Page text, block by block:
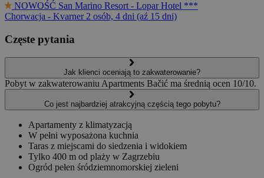
NOWOŚĆ San Marino Resort - Lopar Hotel ***
Chorwacja - Kvarner 2 osób, 4 dni (aź 15 dni)
Częste pytania
Jak klienci oceniają to zakwaterowanie?
Pobyt w zakwaterowaniu Apartments Bačić ma średnią ocen 10/10.
Co jest najbardziej atrakcyjną częścią tego pobytu?
Apartamenty z klimatyzacją
W pełni wyposażona kuchnia
Taras z miejscami do siedzenia i widokiem
Tylko 400 m od plaży w Zagrzebiu
Ogród pełen śródziemnomorskiej zieleni